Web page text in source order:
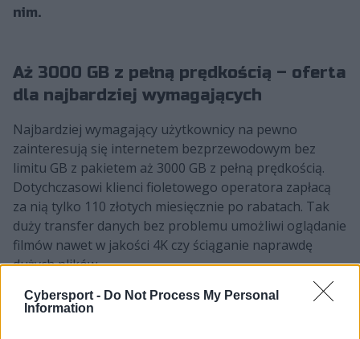
Cybersport - Do Not Process My Personal
Information
nim.
Aż 3000 GB z pełną prędkością – oferta
dla najbardziej wymagających
Najbardziej wymagający użytkownicy na pewno
zainteresują się internetem bezprzewodowym bez
limitu GB z pakietem aż 3000 GB z pełną prędkością.
Dotychczasowi klienci fioletowego operatora zapłacą
za nią tylko 110 złotych miesięcznie po rabatach. Tak
duży transfer danych bez problemu umożliwi oglądanie
filmów nawet w jakości 4K czy ściąganie naprawdę
dużych plików.
1000 GB z pełną prędkością –